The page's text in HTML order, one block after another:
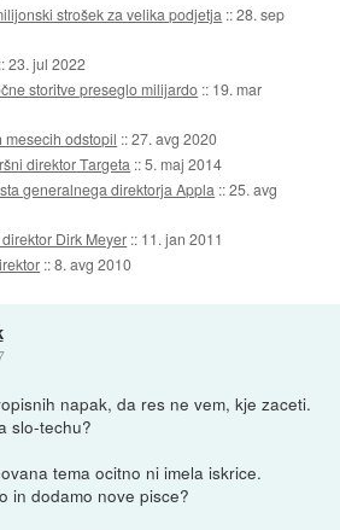
strošek za velika podjetja ::28. sep
::23. jul 2022
storitve preseglo milijardo :: 19. mar
mesecih odstopil ::27. avg 2020
direktor Targeta ::5. maj 2014
generalnega direktorja Appla ::25. avg
Dirk Meyer :: 11. jan 2011
::8. avg 2010
napak, da res ne vem, kje zaceti.
slo-techu?
tema ocitno ni imela iskrice.
in dodamo nove pisce?